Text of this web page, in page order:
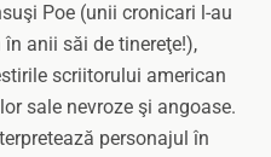
Poe (unii cronicari l-au
anii săi de tinereţe!),
scriitorului american
sale nevroze şi angoase.
personajul în